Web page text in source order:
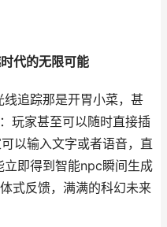
代的无限可能
追踪那是开胃小菜，甚
玩家甚至可以随时直接插
以输入文字或者语音，直
即得到智能npc瞬间生成
式反馈，满满的科幻未来